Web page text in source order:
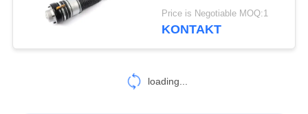
119
4F0616039AA
4F0616040AA Audis
Price is Negotiable MOQ:1
KONTAKT
loading...